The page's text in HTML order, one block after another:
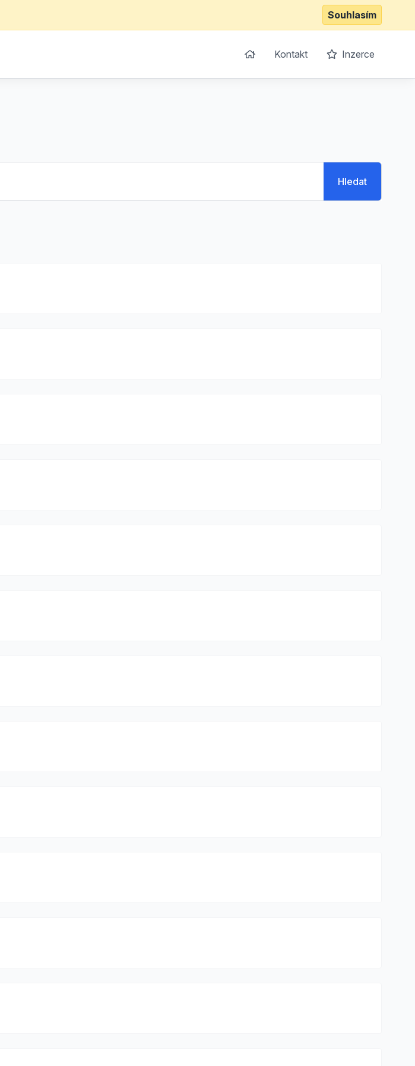
Souhlasím
Kontakt Inzerce
Hledat